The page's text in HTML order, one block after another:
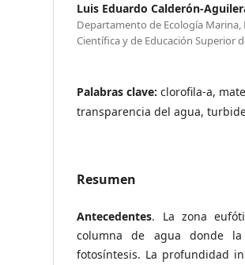
Luis Eduardo Calderón-
Departamento de Ecología
Científica y de Educación Superior
Palabras clave:clorofila-a,
transparencia del agua,
Resumen
Antecedentes. La zona
columna de agua donde
fotosíntesis. La profundidad